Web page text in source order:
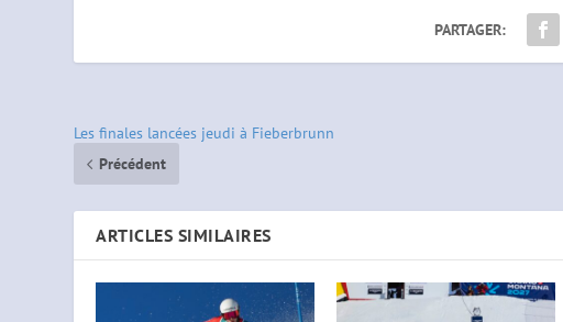
PARTAGER:
Les finales lancées jeudi à Fieberbrunn
Précédent
ARTICLES SIMILAIRES